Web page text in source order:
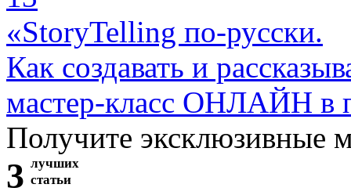
«StoryTelling по-русски.
Как создавать и
мастер-класс ОНЛАЙН в
Получите эксклюзивные
3 лучших
статьи